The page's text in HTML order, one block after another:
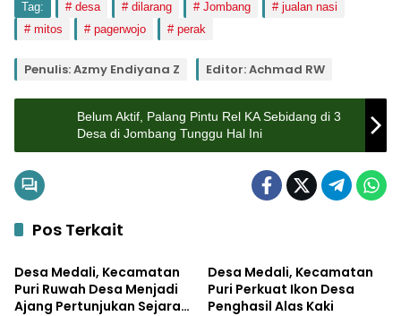
Tag: desa dilarang Jombang
jualan nasi
mitos
pagerwojo perak
Penulis: Azmy Endiyana Z Editor: Achmad RW
Belum Aktif, Palang Pintu Rel KA Sebidang di 3
Desa di Jombang Tunggu Hal Ini
Pos Terkait
Asal-Usul
Desa Medali, Kecamatan
Puri Ruwah Desa Menjadi
Ajang Pertunjukan Sejarah
Desa Medali, Kecamatan
Puri Perkuat Ikon Desa
Penghasil Alas Kaki
Asal-Usul Asal-Usul